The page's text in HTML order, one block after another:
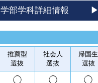
学部学科詳細情報
推薦型
選抜
社会人
選抜
帰国生
選抜
◯ ◯ ◯